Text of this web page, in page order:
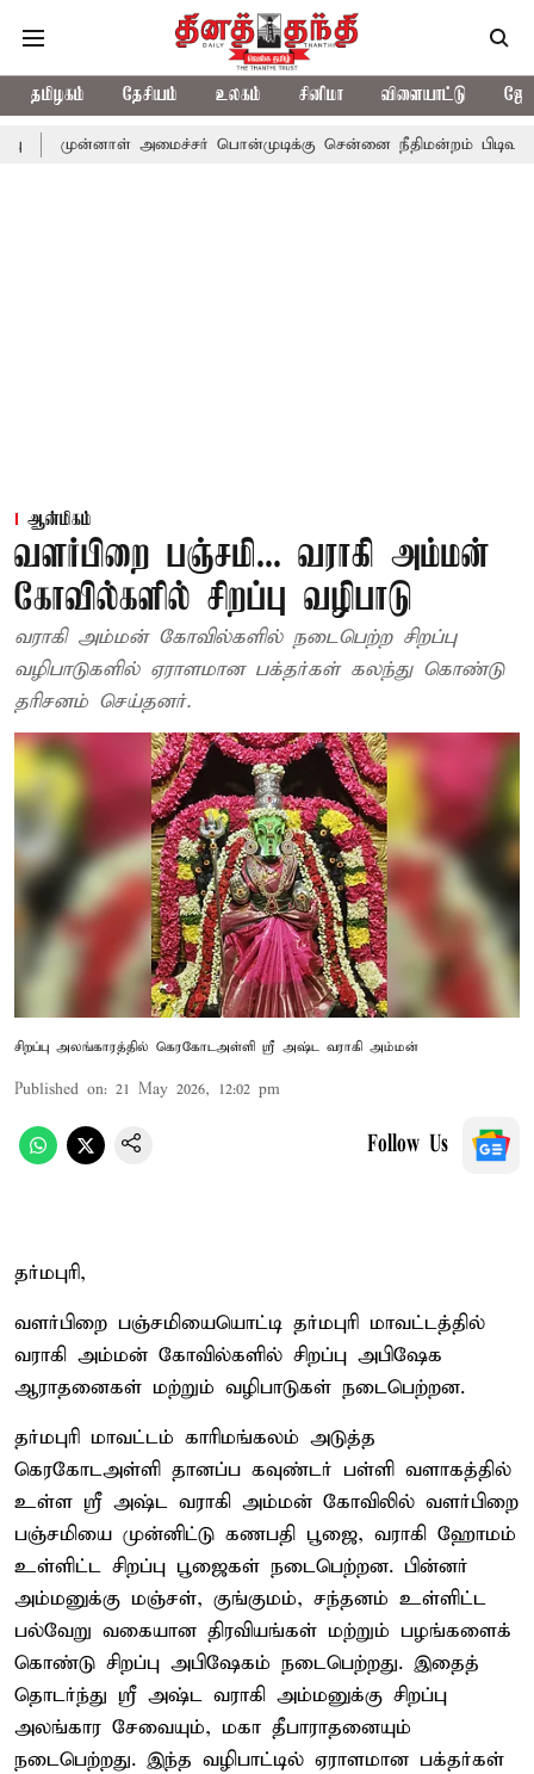
தமிழகம் தேசியம் உலகம் சினிமா விளையாட்டு
அமைச்சர் பொன்முடிக்கு சென்னை நீதிமன்றம் பிடிவாராண்ட்
ஆன்மிகம்
வளர்பிறை பஞ்சமி... வராகி அம்மன்
கோவில்களில் சிறப்பு வழிபாடு
வராகி அம்மன் கோவில்களில் நடைபெற்ற சிறப்பு
வழிபாடுகளில் ஏராளமான பக்தர்கள் கலந்து கொண்டு
தரிசனம் செய்தனர்.
சிறப்பு அலங்காரத்தில் கெரகோடஅள்ளி ஸ்ரீ அஷ்ட வராகி அம்மன்
Published on: 21 May 2026, 12:02 pm
Follow Us
தர்மபுரி,
வளர்பிறை பஞ்சமியையொட்டி தர்மபுரி மாவட்டத்தில்
வராகி அம்மன் கோவில்களில் சிறப்பு அபிஷேக
ஆராதனைகள் மற்றும் வழிபாடுகள் நடைபெற்றன.
தர்மபுரி மாவட்டம் காரிமங்கலம் அடுத்த
கெரகோடஅள்ளி தானப்ப கவுண்டர் பள்ளி வளாகத்தில்
உள்ள ஸ்ரீ அஷ்ட வராகி அம்மன் கோவிலில் வளர்பிறை
பஞ்சமியை முன்னிட்டு கணபதி பூஜை, வராகி ஹோமம்
உள்ளிட்ட சிறப்பு பூஜைகள் நடைபெற்றன. பின்னர்
அம்மனுக்கு மஞ்சள், குங்குமம், சந்தனம் உள்ளிட்ட
பல்வேறு வகையான திரவியங்கள் மற்றும் பழங்களைக்
கொண்டு சிறப்பு அபிஷேகம் நடைபெற்றது. இதைத்
தொடர்ந்து ஸ்ரீ அஷ்ட வராகி அம்மனுக்கு சிறப்பு
அலங்கார சேவையும், மகா தீபாராதனையும்
நடைபெற்றது. இந்த வழிபாட்டில் ஏராளமான பக்தர்கள்